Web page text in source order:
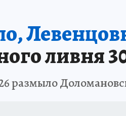
ливня
размыло